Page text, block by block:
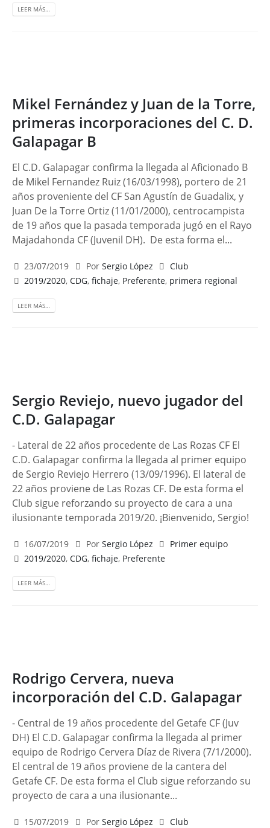
LEER MÁS…
Mikel Fernández y Juan de la Torre,
primeras incorporaciones del C. D.
Galapagar B
El C.D. Galapagar confirma la llegada al Aficionado B
de Mikel Fernandez Ruiz (16/03/1998), portero de 21
años proveniente del CF San Agustín de Guadalix, y
Juan De la Torre Ortiz (11/01/2000), centrocampista
de 19 años que la pasada temporada jugó en el Rayo
Majadahonda CF (Juvenil DH). De esta forma el...
23/07/2019 Por Sergio López
Club
2019/2020,CDG,fichaje, Preferente, primera regional
LEER MÁS…
Sergio Reviejo, nuevo jugador del
C.D. Galapagar
- Lateral de 22 años procedente de Las Rozas CF El
C.D. Galapagar confirma la llegada al primer equipo
de Sergio Reviejo Herrero (13/09/1996). El lateral de
22 años proviene de Las Rozas CF. De esta forma el
Club sigue reforzando su proyecto de cara a una
ilusionante temporada 2019/20. ¡Bienvenido, Sergio!
16/07/2019 Por Sergio López
Primer equipo
2019/2020,CDG,fichaje, Preferente
LEER MÁS…
Rodrigo Cervera, nueva
incorporación del C.D. Galapagar
- Central de 19 años procedente del Getafe CF (Juv
DH) El C.D. Galapagar confirma la llegada al primer
equipo de Rodrigo Cervera Díaz de Rivera (7/1/2000).
El central de 19 años proviene de la cantera del
Getafe CF. De esta forma el Club sigue reforzando su
proyecto de cara a una ilusionante...
15/07/2019 Por Sergio López
Club